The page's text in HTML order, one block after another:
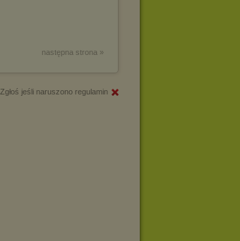
następna strona »
Zgłoś jeśli naruszono regulamin